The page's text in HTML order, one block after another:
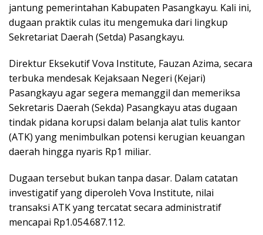
jantung pemerintahan Kabupaten Pasangkayu. Kali ini,
dugaan praktik culas itu mengemuka dari lingkup
Sekretariat Daerah (Setda) Pasangkayu.
Direktur Eksekutif Vova Institute, Fauzan Azima, secara
terbuka mendesak Kejaksaan Negeri (Kejari)
Pasangkayu agar segera memanggil dan memeriksa
Sekretaris Daerah (Sekda) Pasangkayu atas dugaan
tindak pidana korupsi dalam belanja alat tulis kantor
(ATK) yang menimbulkan potensi kerugian keuangan
daerah hingga nyaris Rp1 miliar.
Dugaan tersebut bukan tanpa dasar. Dalam catatan
investigatif yang diperoleh Vova Institute, nilai
transaksi ATK yang tercatat secara administratif
mencapai Rp1.054.687.112.